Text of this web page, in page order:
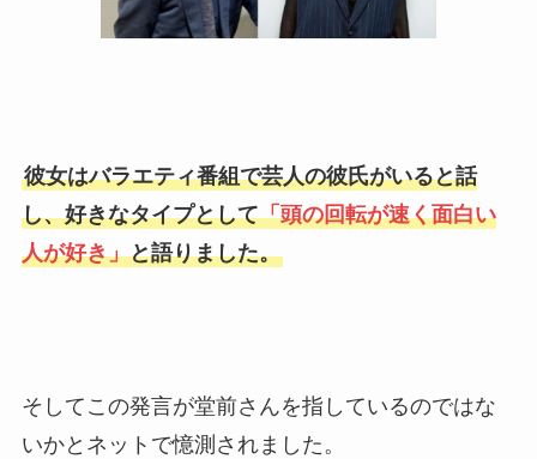
彼女はバラエティ番組で芸人の彼氏がいると話
し、好きなタイプとして「頭の回転が速く面白い
人が好き」と語りました。
そしてこの発言が堂前さんを指しているのではな
いかとネットで憶測されました。